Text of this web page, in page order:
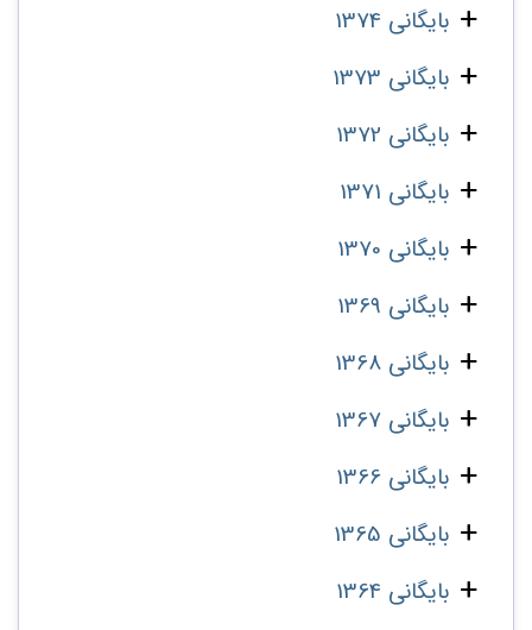
بایگانی 1374
بایگانی 1373
بایگانی 1372
بایگانی 1371
بایگانی 1370
بایگانی 1369
بایگانی 1368
بایگانی 1367
بایگانی 1366
بایگانی 1365
بایگانی 1364